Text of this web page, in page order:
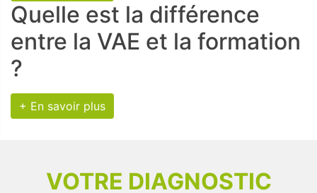
Quelle est la différence
entre la VAE et la formation
?
+ En savoir plus
VOTRE DIAGNOSTIC